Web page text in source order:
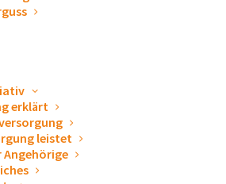
erklärt
leistet
ist der Zugang zu einer
was passiert mit Menschen in
In rund
ohne Grenzen“
und nach
humanitäre Hilfe